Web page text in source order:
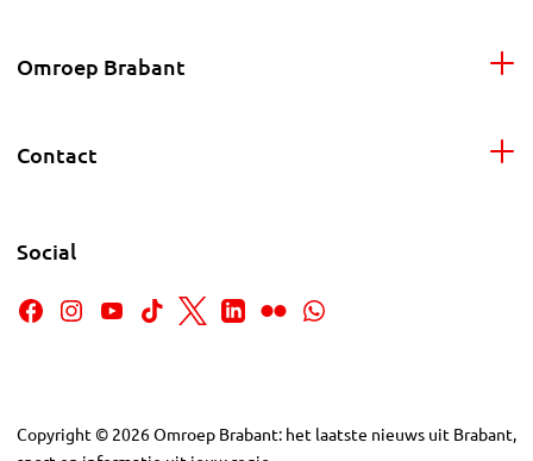
Omroep Brabant
Contact
Social
Copyright © 2026Omroep Brabant: het laatste nieuws uit Brabant,